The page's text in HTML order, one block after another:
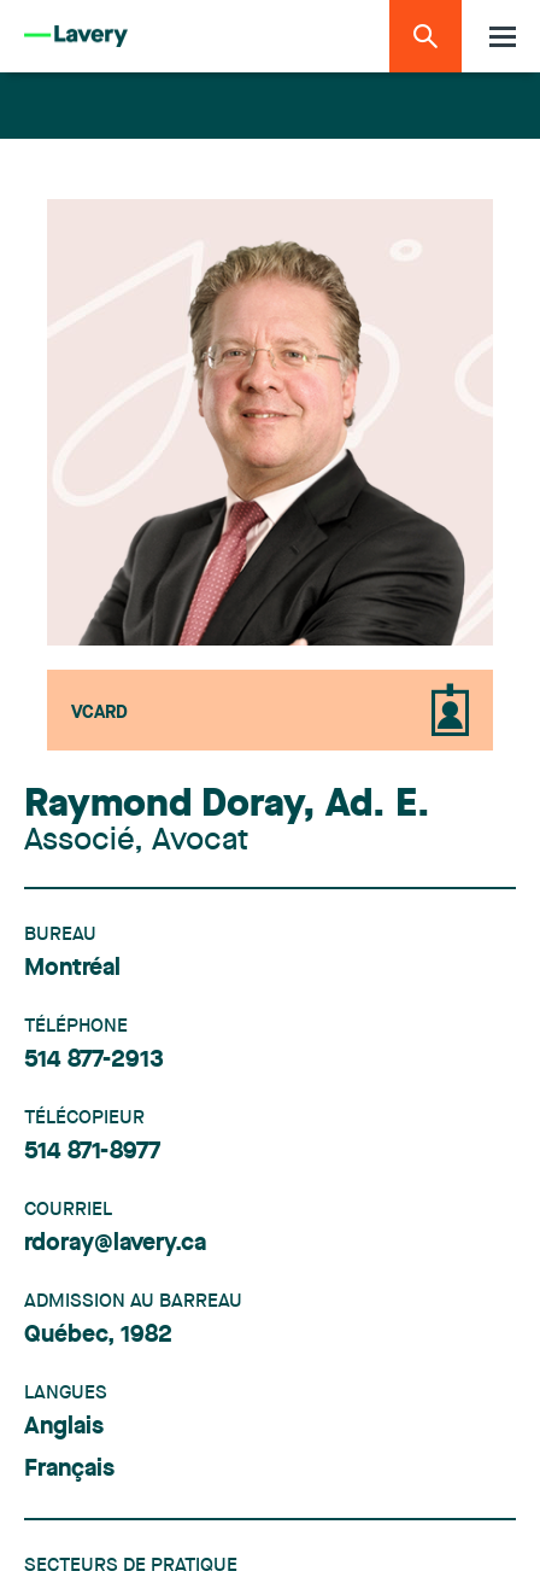
VCARD
Raymond Doray, Ad. E.
Associé, Avocat
BUREAU
Montréal
TÉLÉPHONE
514 877-2913
TÉLÉCOPIEUR
514 871-8977
COURRIEL
rdoray@lavery.ca
ADMISSION AU BARREAU
Québec, 1982
LANGUES
Anglais
Français
SECTEURS DE PRATIQUE